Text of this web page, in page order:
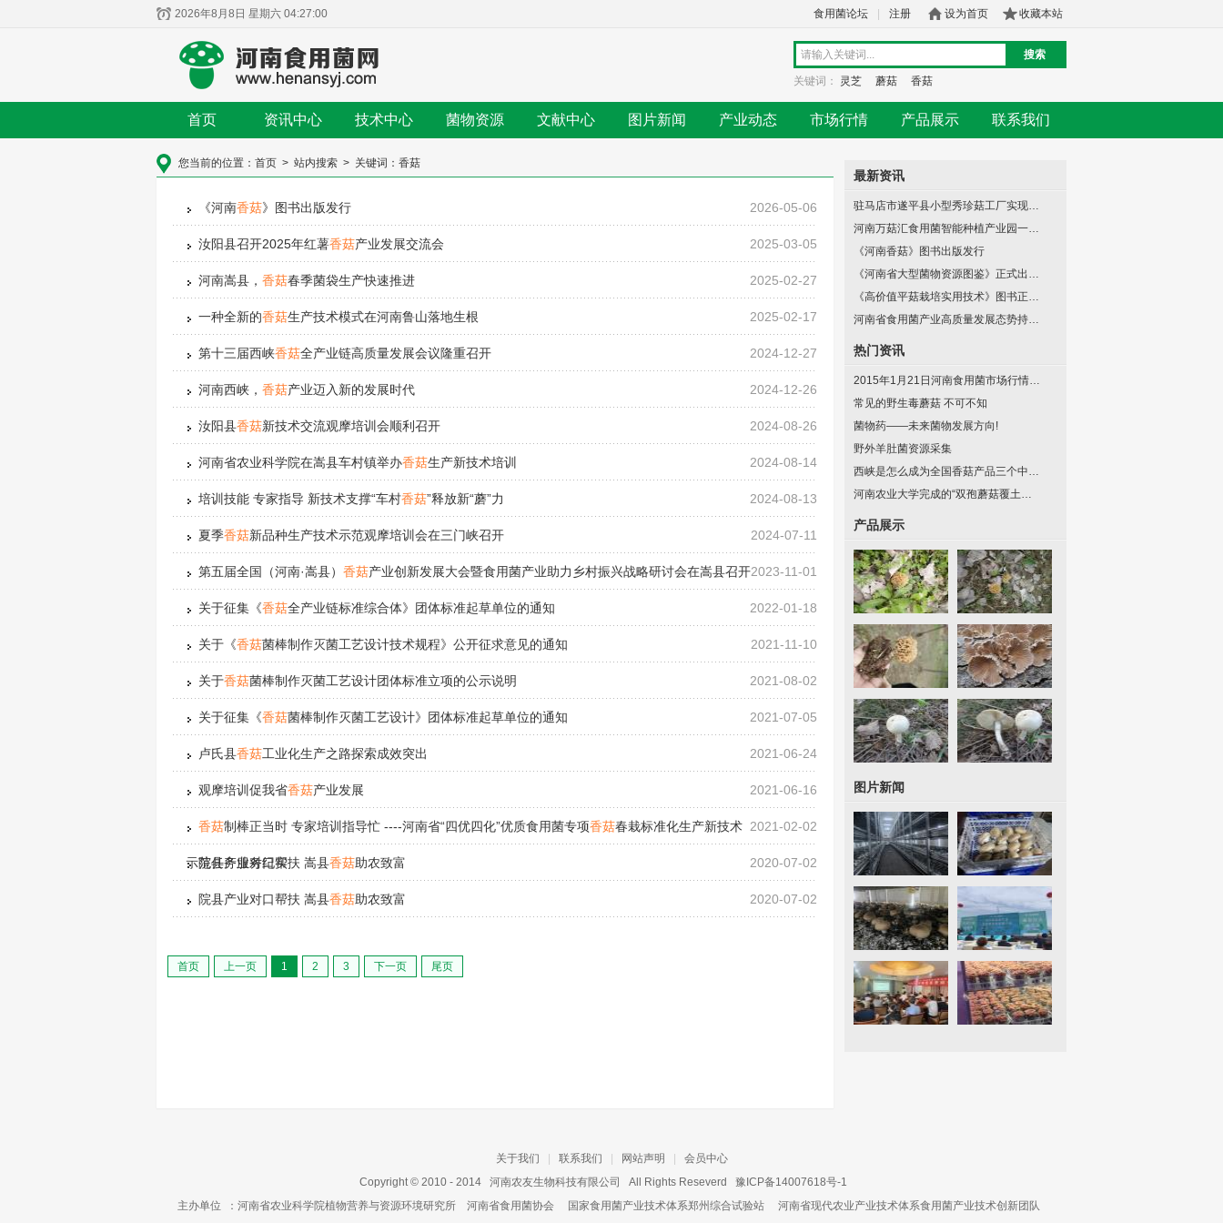
2026年8月8日 星期六 04:27:01 食用菌论坛 注册 设为首页 收藏本站
搜索
关键词： 灵芝 蘑菇 香菇
首页 资讯中心 技术中心 菌物资源 文献中心 图片新闻 产业动态 市场行情 产品展示 联系我们
您当前的位置： 首页 > 站内搜索 > 关键词：香菇
2026-05-06
《河南香菇》图书出版发行
2025-03-05
汝阳县召开2025年红薯香菇产业发展交流会
2025-02-27
河南嵩县， 香菇春季菌袋生产快速推进
2025-02-17
一种全新的香菇生产技术模式在河南鲁山落地生根
2024-12-27
第十三届西峡香菇全产业链高质量发展会议隆重召开
2024-12-26
河南西峡， 香菇产业迈入新的发展时代
2024-08-26
汝阳县香菇新技术交流观摩培训会顺利召开
2024-08-14
河南省农业科学院在嵩县车村镇举办香菇生产新技术培训
2024-08-13
培训技能 专家指导 新技术支撑“车村香菇”释放新“蘑”力
2024-07-11
夏季香菇新品种生产技术示范观摩培训会在三门峡召开
2023-11-01
第五届全国（河南·嵩县） 香菇产业创新发展大会暨食用菌产业助力乡村振兴战略研讨会在嵩县召开
2022-01-18
关于征集《香菇全产业链标准综合体》团体标准起草单位的通知
2021-11-10
关于《香菇菌棒制作灭菌工艺设计技术规程》公开征求意见的通知
2021-08-02
关于香菇菌棒制作灭菌工艺设计团体标准立项的公示说明
2021-07-05
关于征集《香菇菌棒制作灭菌工艺设计》团体标准起草单位的通知
2021-06-24
卢氏县香菇工业化生产之路探索成效突出
2021-06-16
观摩培训促我省香菇产业发展
2021-02-02
香菇制棒正当时 专家培训指导忙 ----河南省“四优四化”优质食用菌专项香菇春栽标准化生产新技术
示范任务服务纪实 2020-07-02
院县产业对口帮扶 嵩县香菇助农致富
2020-07-02
院县产业对口帮扶 嵩县香菇助农致富
首页 上一页 1 2 3 下一页 尾页
最新资讯
驻马店市遂平县小型秀珍菇工厂实现…
河南万菇汇食用菌智能种植产业园一…
《河南香菇》图书出版发行
《河南省大型菌物资源图鉴》正式出…
《高价值平菇栽培实用技术》图书正…
河南省食用菌产业高质量发展态势持…
热门资讯
2015年1月21日河南食用菌市场行情…
常见的野生毒蘑菇 不可不知
菌物药——未来菌物发展方向!
野外羊肚菌资源采集
西峡是怎么成为全国香菇产品三个中…
河南农业大学完成的“双孢蘑菇覆土…
产品展示
图片新闻
关于我们 联系我们 网站声明
会员中心
Copyright © 2010 - 2014
河南农友生物科技有限公司 All Rights Reseverd
豫ICP备14007618号-1
主办单位
：河南省农业科学院植物营养与资源环境研究所 河南省食用菌协会 国家食用菌产业技术体系郑州综合试验站 河南省现代农业产业技术体系食用菌产业技术创新团队